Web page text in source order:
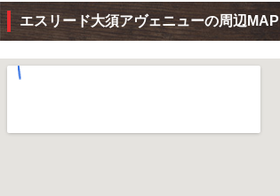
エスリード大須アヴェニューの周辺MAP